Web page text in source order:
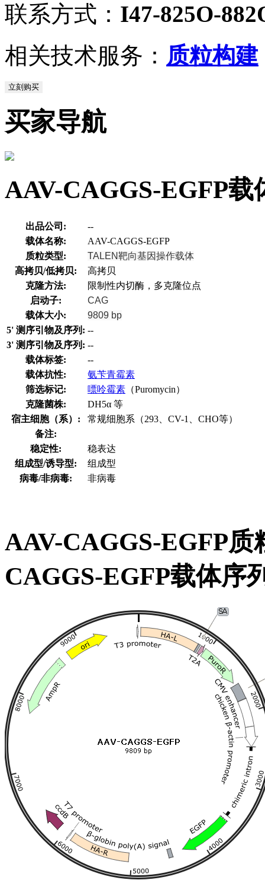
联系方式： I47-825O-
相关技术服务： 质粒构建
立刻购买
买家导航
AAV-CAGGS-EGFP
出品公司:
--
载体名称:
AAV-CAGGS-EGFP
质粒类型:
TALEN靶向基因操作载体
高拷贝/低拷贝:
高拷贝
克隆方法:
限制性内切酶，多克隆位点
启动子:
CAG
载体大小:
9809 bp
5' 测序引物及序列: --
3' 测序引物及序列: --
载体标签:
--
载体抗性:
氨苄青霉素
筛选标记:
嘌呤霉素 （Puromycin）
克隆菌株:
DH5α 等
宿主细胞（系）:
常规细胞系（293、CV-1、CHO等）
备注:
稳定性:
稳表达
组成型/诱导型:
组成型
病毒/非病毒:
非病毒
AAV-CAGGS-EGFP
CAGGS-EGFP载体序